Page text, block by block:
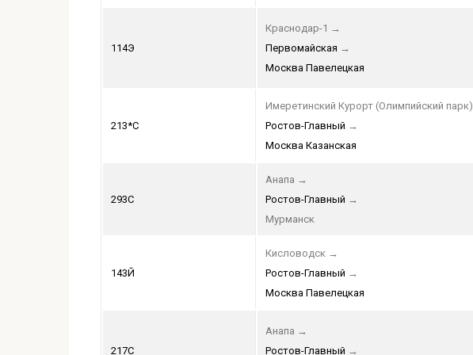
114Э
Краснодар-1 →
Первомайская →
Москва Павелецкая
213*С
Имеретинский Курорт (Олимпийский парк)
Ростов-Главный →
Москва Казанская
293С
Анапа →
Ростов-Главный →
Мурманск
143Й
Кисловодск →
Ростов-Главный →
Москва Павелецкая
217С
Анапа →
Ростов-Главный →